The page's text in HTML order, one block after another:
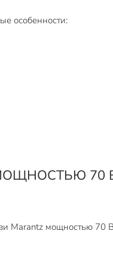
особенности:
70
мощностью 70